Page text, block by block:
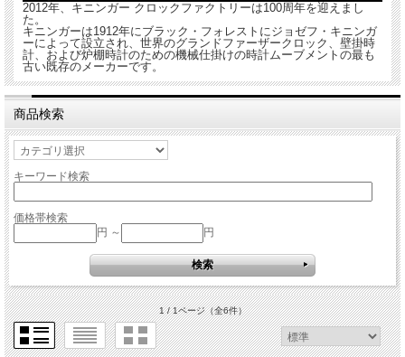
2012年、キニンガー クロックファクトリーは100周年を迎えまし
た。
キニンガーは1912年にブラック・フォレストにジョゼフ・キニンガ
ーによって設立され、世界のグランドファーザークロック、壁掛時
計、および炉棚時計のための機械仕掛けの時計ムーブメントの最も
古い既存のメーカーです。
商品検索
キーワード検索
価格帯検索
円 ～
円
1 / 1ページ（全6件）